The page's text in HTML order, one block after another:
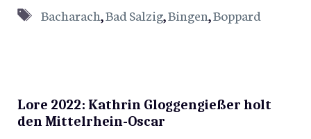
Schlagwörter
Bacharach,Bad Salzig,Bingen,Boppard
Lore 2022: Kathrin Gloggengießer holt
den Mittelrhein-Oscar